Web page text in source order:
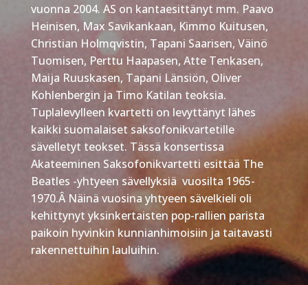
vuonna 2004. AS on kantaesittänyt mm. Paavo
Heinisen, Max Savikankaan, Kimmo Kuitusen,
Christian Holmqvistin, Tapani Saarisen, Väinö
Tuomisen, Perttu Haapasen, Atte Tenkasen,
Maija Ruuskasen, Tapani Länsiön, Oliver
Kohlenbergin ja Timo Katilan teoksia.
Tuplalevylleen kvartetti on levyttänyt lähes
kaikki suomalaiset saksofonikvartetille
sävelletyt teokset. Tässä konsertissa
Akateeminen Saksofonikvartetti esittää The
Beatles -yhtyeen sävellyksiä vuosilta 1965-
1970.Â Näinä vuosina yhtyeen sävelkieli oli
kehittynyt yksinkertaisten pop-rallien parista
paikoin hyvinkin kunnianhimoisiin ja taitavasti
rakennettuihin lauluihin.